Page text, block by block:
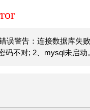
误警告：连接数据库失
码不对; 2、mysql未启动